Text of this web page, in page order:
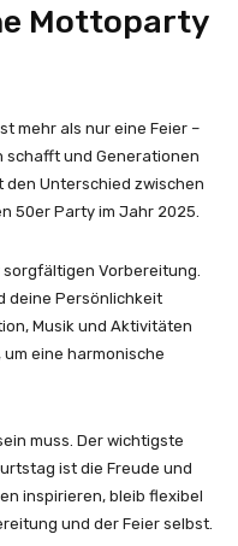
Mottoparty
mehr als nur eine Feier –
schafft und Generationen
Unterschied zwischen
50er Party im Jahr 2025.
sorgfältigen Vorbereitung.
deine Persönlichkeit
Musik und Aktivitäten
eine harmonische
muss. Der wichtigste
ist die Freude und
inspirieren, bleib flexibel
und der Feier selbst.